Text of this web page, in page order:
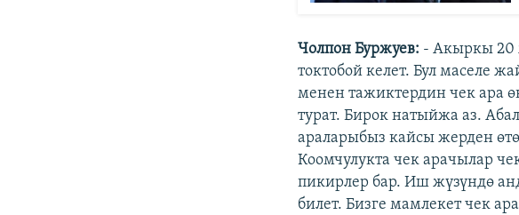
Чолпон Буржуев: - Акыркы 20
токтобой келет. Бул маселе
менен тажиктердин чек ара
турат. Бирок натыйжа аз.
араларыбыз кайсы жерден
Коомчулукта чек арачылар
пикирлер бар. Иш жүзүндө
билет. Бизге мамлекет чек